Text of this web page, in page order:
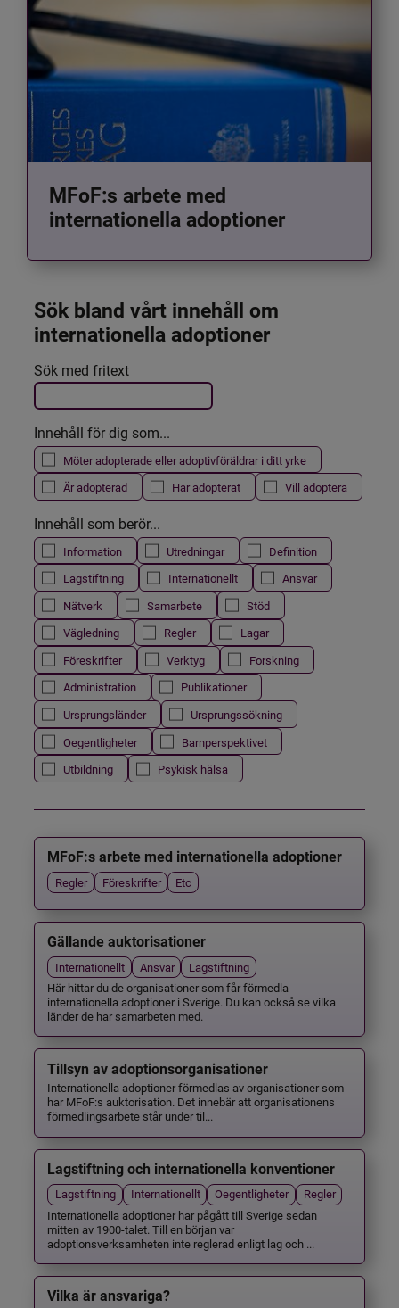
MFoF:s arbete med
internationella adoptioner
Sök bland vårt innehåll om
internationella adoptioner
Filtrera resultatet
Det här formuläret postas automatiskt
Sök med fritext
Innehåll för dig som...
Möter adopterade eller adoptivföräldrar i ditt yrke
Är adopterad
Har adopterat Vill adoptera
Innehåll som berör...
Information Utredningar
Definition
Lagstiftning
Internationellt
Ansvar
Nätverk
Samarbete
Stöd
Vägledning
Regler
Lagar
Föreskrifter
Verktyg
Forskning
Administration
Publikationer
Ursprungsländer
Ursprungssökning
Oegentligheter
Barnperspektivet
Utbildning
Psykisk hälsa
MFoF:s arbete med internationella adoptioner
Regler Föreskrifter Etc
Gällande auktorisationer
Internationellt Ansvar
Lagstiftning
Här hittar du de organisationer som får förmedla
internationella adoptioner i Sverige. Du kan också se vilka
länder de har samarbeten med.
Tillsyn av adoptionsorganisationer
Internationella adoptioner förmedlas av organisationer som
har MFoF:s auktorisation. Det innebär att organisationens
förmedlingsarbete står under til...
Lagstiftning och internationella konventioner
Lagstiftning Internationellt Oegentligheter
Regler
Internationella adoptioner har pågått till Sverige sedan
mitten av 1900-talet. Till en början var
adoptionsverksamheten inte reglerad enligt lag och ...
Vilka är ansvariga?